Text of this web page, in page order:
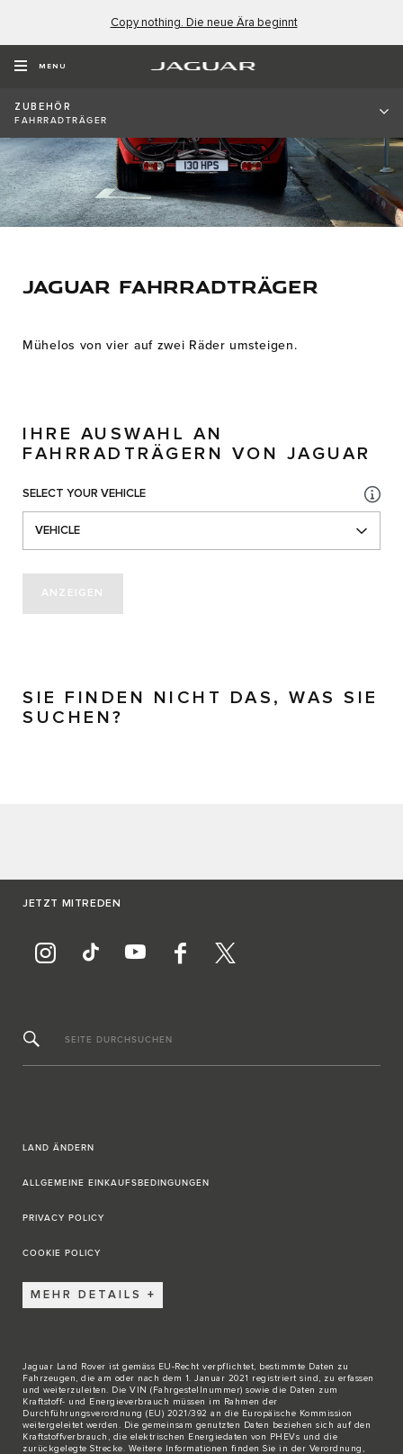
Copy nothing. Die neue Ära beginnt
MENU
ZUBEHÖR
FAHRRADTRÄGER
JAGUAR FAHRRADTRÄGER
Mühelos von vier auf zwei Räder umsteigen.
IHRE AUSWAHL AN
FAHRRADTRÄGERN VON JAGUAR
SELECT YOUR VEHICLE
VEHICLE
ANZEIGEN
SIE FINDEN NICHT DAS, WAS SIE
SUCHEN?
JETZT MITREDEN
SEITE DURCHSUCHEN
LAND ÄNDERN
ALLGEMEINE EINKAUFSBEDINGUNGEN
PRIVACY POLICY
COOKIE POLICY
MEHR DETAILS
Jaguar Land Rover ist gemäss EU-Recht verpflichtet, bestimmte Daten zu
Fahrzeugen, die am oder nach dem 1. Januar 2021 registriert sind, zu erfassen
und weiterzuleiten. Die VIN (Fahrgestellnummer) sowie die Daten zum
Kraftstoff- und Energieverbrauch müssen im Rahmen der
Durchführungsverordnung (EU) 2021/392 an die Europäische Kommission
weitergeleitet werden. Die gemeinsam genutzten Daten beziehen sich auf den
Kraftstoffverbrauch, die elektrischen Energiedaten von PHEVs und die
zurückgelegte Strecke. Weitere Informationen finden Sie in der Verordnung,